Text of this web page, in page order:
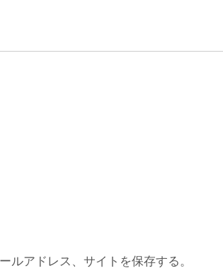
アドレス、サイトを保存する。